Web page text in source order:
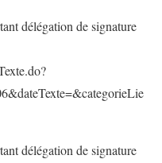
délégation de signature
délégation de signature